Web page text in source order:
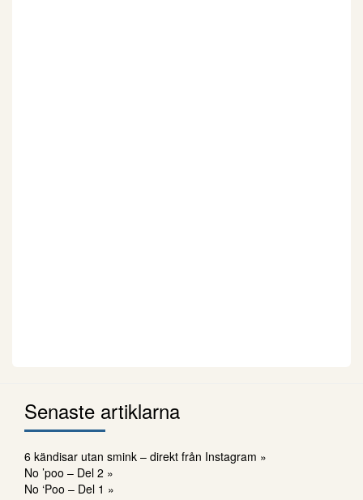
Senaste artiklarna
6 kändisar utan smink – direkt från Instagram »
No ’poo – Del 2 »
No ‘Poo – Del 1 »